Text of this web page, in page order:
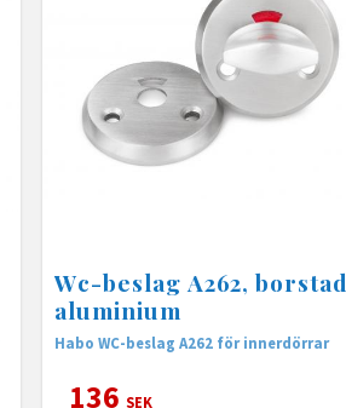
Wc-beslag A262, borstad
aluminium
Habo WC-beslag A262 för innerdörrar
136 SEK